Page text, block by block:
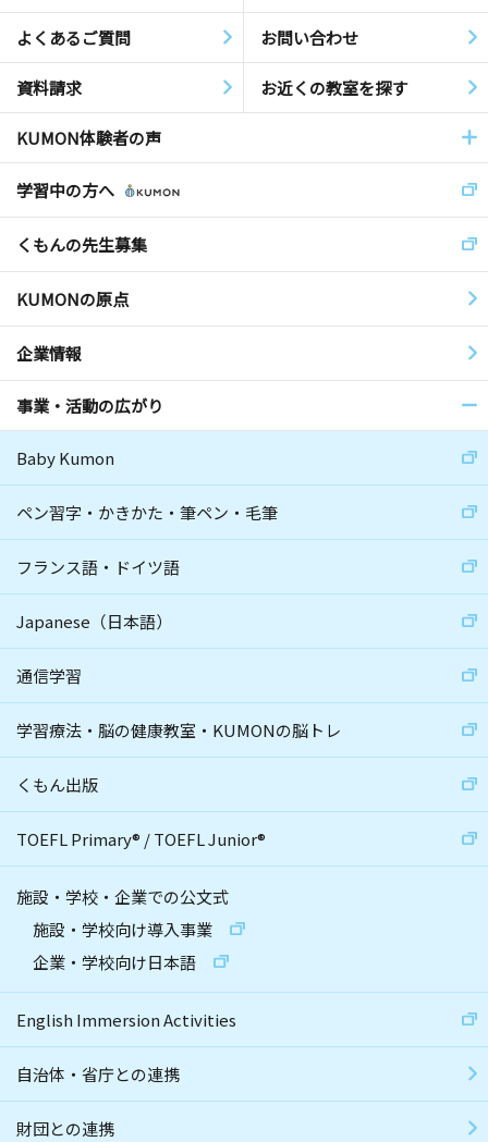
よくあるご質問 お問い合わせ
資料請求 お近くの教室を探す
KUMON体験者の声
学習中の方へ
くもんの先生募集
KUMONの原点
企業情報
事業・活動の広がり
Baby Kumon
ペン習字・かきかた・筆ペン・毛筆
フランス語・ドイツ語
Japanese（日本語）
通信学習
学習療法・脳の健康教室・KUMONの脳トレ
くもん出版
TOEFL Primary® /TOEFL Junior®
施設・学校・企業での公文式
施設・学校向け導入事業
企業・学校向け日本語
English Immersion Activities
自治体・省庁との連携
財団との連携